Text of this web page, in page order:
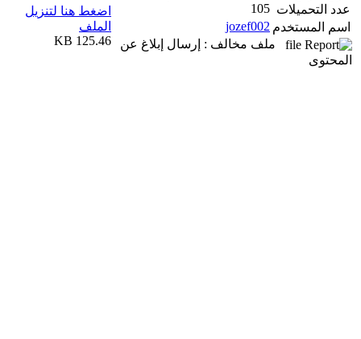
عدد التحميلات 105
اسم المستخدم jozef002
ملف مخالف : إرسال إبلاغ عن
المحتوى
اضغط هنا لتنزيل
الملف
125.46 KB